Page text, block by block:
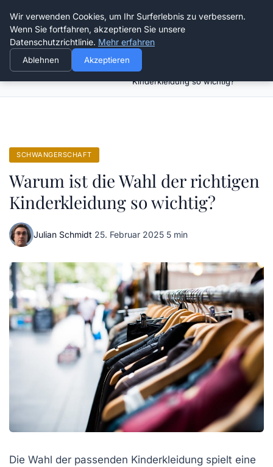
Verflixt-und-aufgetrennt.de
Warum ist die Wahl der richtigen
Kinderkleidung so wichtig?
SCHWANGERSCHAFT
Warum ist die Wahl der richtigen
Kinderkleidung so wichtig?
Julian Schmidt·25. Februar 2025·5 min
Die Wahl der passenden Kinderkleidung spielt eine
Wir verwenden Cookies, um Ihr Surferlebnis zu verbessern.
Wenn Sie fortfahren, akzeptieren Sie unsere
Datenschutzrichtlinie. Mehr erfahren
Ablehnen Akzeptieren